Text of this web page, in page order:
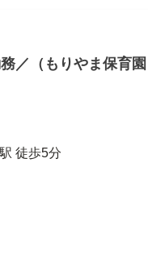
／（もりやま保育
徒歩5分